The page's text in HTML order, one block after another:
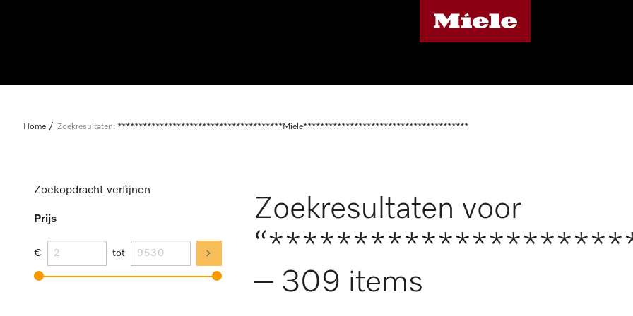
Home Zoekresultaten: ***************************************Miele***************************************
Zoekopdracht verfijnen
Prijs
€ tot
Zoekresultaten voor
– 309 items